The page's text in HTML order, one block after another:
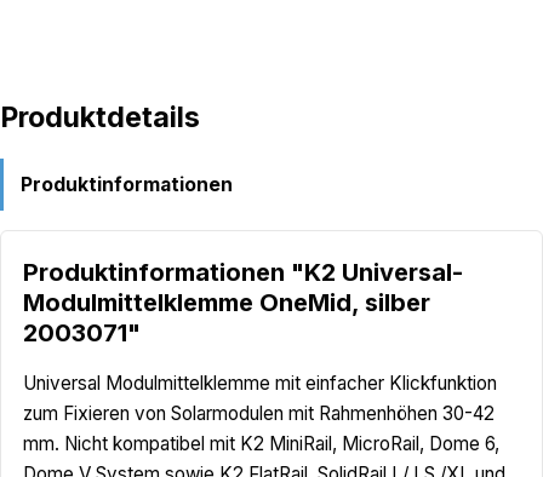
Produktdetails
Produktinformationen
Produktinformationen "K2 Universal-
Modulmittelklemme OneMid, silber
2003071"
Universal Modulmittelklemme mit einfacher Klickfunktion
zum Fixieren von Solarmodulen mit Rahmenhöhen 30-42
mm. Nicht kompatibel mit K2 MiniRail, MicroRail, Dome 6,